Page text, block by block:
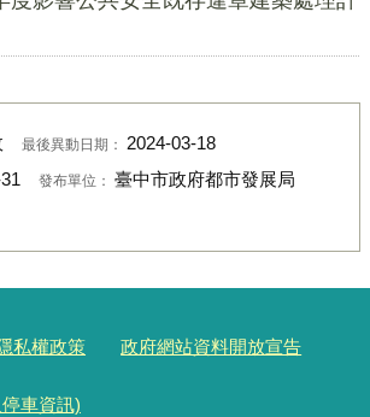
最後異動日期： 2024-03-18
發布單位： 臺中市政府都市發展局
私權政策 政府網站資料開放宣告
車資訊)